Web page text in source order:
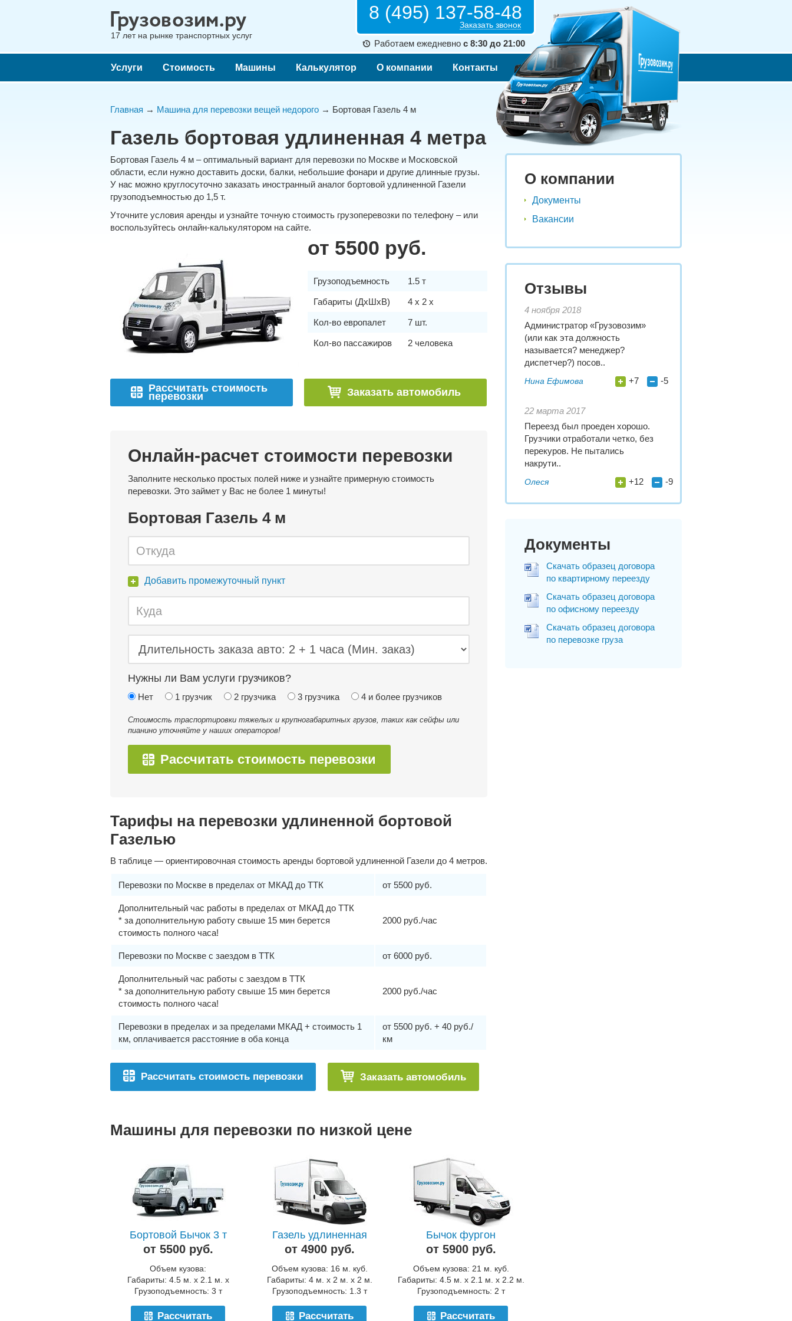
17 лет на рынке транспортных услуг
Услуги Стоимость Машины Калькулятор О компании Контакты
8 (495) 137-58-48
Заказать звонок
Работаем ежедневно с 8:30 до 21:00
Главная → Машина для перевозки вещей недорого → Бортовая Газель 4 м
Газель бортовая удлиненная 4 метра
Бортовая Газель 4 м – оптимальный вариант для перевозки по Москве и Московской
области, если нужно доставить доски, балки, небольшие фонари и другие длинные грузы.
У нас можно круглосуточно заказать иностранный аналог бортовой удлиненной Газели
грузоподъемностью до 1,5 т.
Уточните условия аренды и узнайте точную стоимость грузоперевозки по телефону – или
воспользуйтесь онлайн-калькулятором на сайте.
от 5500 руб.
Грузоподъемность 1.5 т
Габариты (ДхШхВ) 4 x 2 x
Кол-во европалет 7 шт.
Кол-во пассажиров 2 человека
Рассчитать стоимость
перевозки Заказать автомобиль
Онлайн-расчет стоимости перевозки
Заполните несколько простых полей ниже и узнайте примерную стоимость
перевозки. Это займет у Вас не более 1 минуты!
Бортовая Газель 4 м
Добавить промежуточный пункт
Нужны ли Вам услуги грузчиков?
Нет 1 грузчик 2 грузчика 3 грузчика 4 и более грузчиков
Стоимость траспортировки тяжелых и крупногабаритных грузов, таких как сейфы или
пианино уточняйте у наших операторов!
Рассчитать стоимость перевозки
Тарифы на перевозки удлиненной бортовой
Газелью
В таблице — ориентировочная стоимость аренды бортовой удлиненной Газели до 4 метров.
Перевозки по Москве в пределах от МКАД до ТТК от 5500 руб.
Дополнительный час работы в пределах от МКАД до ТТК
* за дополнительную работу свыше 15 мин берется
стоимость полного часа!
2000 руб./час
Перевозки по Москве с заездом в ТТК от 6000 руб.
Дополнительный час работы с заездом в ТТК
* за дополнительную работу свыше 15 мин берется
стоимость полного часа!
2000 руб./час
Перевозки в пределах и за пределами МКАД + стоимость 1
км, оплачивается расстояние в оба конца
от 5500 руб. + 40 руб./
км
Рассчитать стоимость перевозки Заказать автомобиль
Машины для перевозки по низкой цене
Бортовой Бычок 3 т
от 5500 руб.
Объем кузова:
Габариты: 4.5 м. x 2.1 м. x
Грузоподъемность: 3 т
Рассчитать
Газель удлиненная
от 4900 руб.
Объем кузова: 16 м. куб.
Габариты: 4 м. x 2 м. x 2 м.
Грузоподъемность: 1.3 т
Рассчитать
Бычок фургон
от 5900 руб.
Объем кузова: 21 м. куб.
Габариты: 4.5 м. x 2.1 м. x 2.2 м.
Грузоподъемность: 2 т
Рассчитать
О компании
Документы
Вакансии
Отзывы
4 ноября 2018
Администратор «Грузовозим»
(или как эта должность
называется? менеджер?
диспетчер?) посов..
Нина Ефимова +7 -5
22 марта 2017
Переезд был проеден хорошо.
Грузчики отработали четко, без
перекуров. Не пытались
накрути..
Олеся +12 -9
Документы
Скачать образец договора
по квартирному переезду
Скачать образец договора
по офисному переезду
Скачать образец договора
по перевозке груза